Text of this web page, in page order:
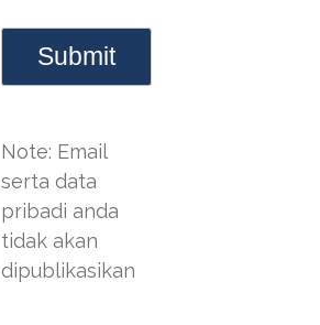
Note: Email
serta data
pribadi anda
tidak akan
dipublikasikan